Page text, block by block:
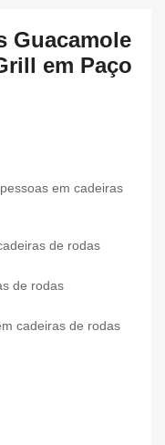
Guacamole
em Paço
em cadeiras
de rodas
de rodas
cadeiras de rodas